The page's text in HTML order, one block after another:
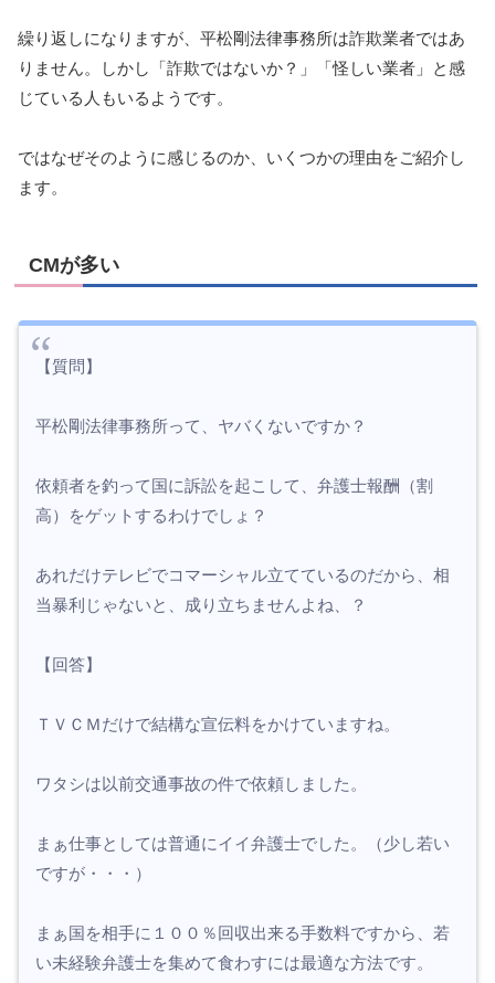
繰り返しになりますが、平松剛法律事務所は詐欺業者ではあ
りません。しかし「詐欺ではないか？」「怪しい業者」と感
じている人もいるようです。
ではなぜそのように感じるのか、いくつかの理由をご紹介し
ます。
CMが多い
【質問】
平松剛法律事務所って、ヤバくないですか？
依頼者を釣って国に訴訟を起こして、弁護士報酬（割
高）をゲットするわけでしょ？
あれだけテレビでコマーシャル立てているのだから、相
当暴利じゃないと、成り立ちませんよね、？
【回答】
ＴＶＣＭだけで結構な宣伝料をかけていますね。
ワタシは以前交通事故の件で依頼しました。
まぁ仕事としては普通にイイ弁護士でした。（少し若い
ですが・・・）
まぁ国を相手に１００％回収出来る手数料ですから、若
い未経験弁護士を集めて食わすには最適な方法です。